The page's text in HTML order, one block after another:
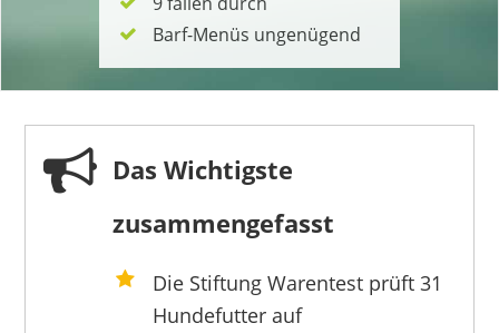
Barf-Menüs ungenügend
Das Wichtigste
zusammengefasst
Die Stiftung Warentest prüft 31
Hundefutter auf